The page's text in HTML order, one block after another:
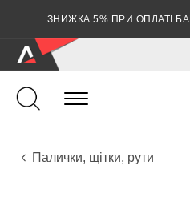
ЗНИЖКА 5% ПРИ ОПЛАТІ
Ударні
Тарілки
Аксесуари
Палички, щітки, рути